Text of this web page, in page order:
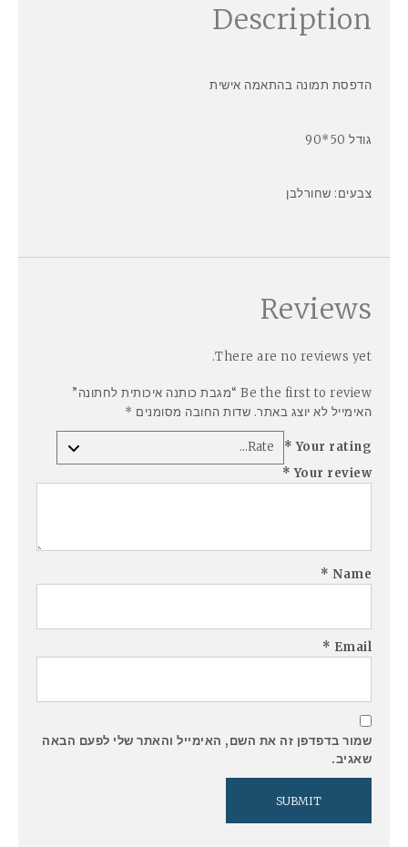
Description
הדפסת תמונה בהתאמה אישית
גודל 50*90
צבעים: שחורלבן
Reviews
There are no reviews yet.
Be the first to review “מגבת כותנה איכותית לחתונה”
האימייל לא יוצג באתר. שדות החובה מסומנים *
Your rating
*
Your review
*
Name
*
Email
*
שמור בדפדפן זה את השם, האימייל והאתר שלי לפעם הבאה
שאגיב.